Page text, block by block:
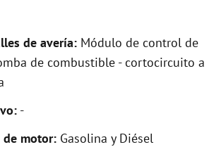
de avería: Módulo de control de
de combustible - cortocircuito a
-
de motor: Gasolina y Diésel